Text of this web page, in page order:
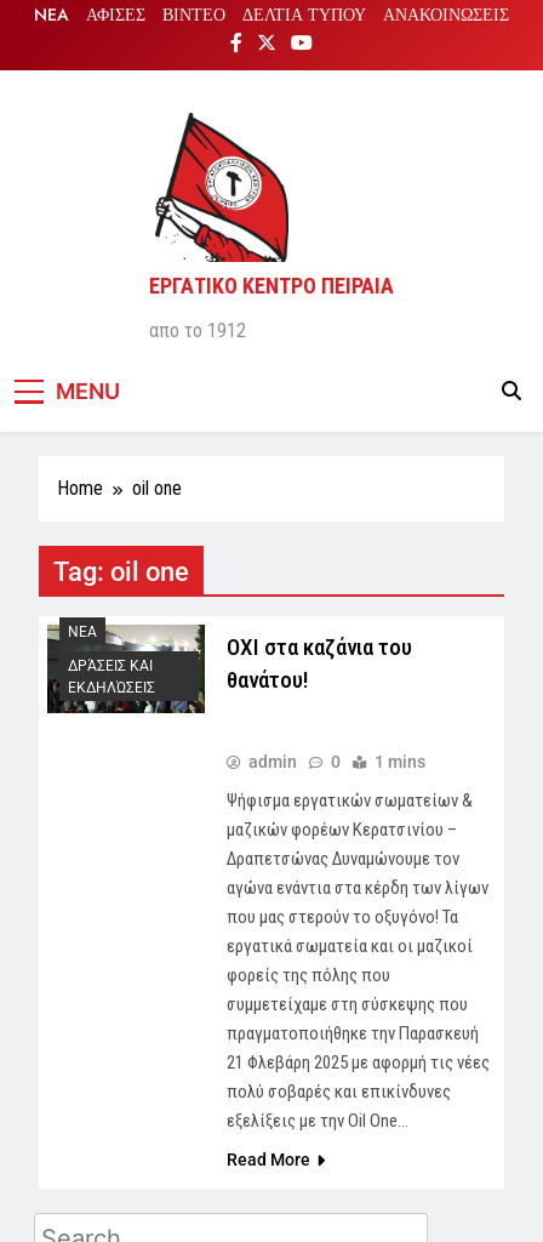
content
NEA ΑΦΙΣΕΣ ΒΙΝΤΕΟ ΔΕΛΤΙΑ ΤΥΠΟΥ ΑΝΑΚΟΙΝΩΣΕΙΣ
ΕΡΓΑΤΙΚΟ ΚΕΝΤΡΟ ΠΕΙΡΑΙΑ
απο το 1912
MENU
Home oil one
Tag: oil one
NEA
ΔΡΆΣΕΙΣ ΚΑΙ
ΕΚΔΗΛΏΣΕΙΣ
ΟΧΙ στα καζάνια του
θανάτου!
admin 0 1 mins
Ψήφισμα εργατικών σωματείων &
μαζικών φορέων Κερατσινίου –
Δραπετσώνας Δυναμώνουμε τον
αγώνα ενάντια στα κέρδη των λίγων
που μας στερούν το οξυγόνο! Τα
εργατικά σωματεία και οι μαζικοί
φορείς της πόλης που
συμμετείχαμε στη σύσκεψης που
πραγματοποιήθηκε την Παρασκευή
21 Φλεβάρη 2025 με αφορμή τις νέες
πολύ σοβαρές και επικίνδυνες
εξελίξεις με την Oil Οne…
Read More
Search